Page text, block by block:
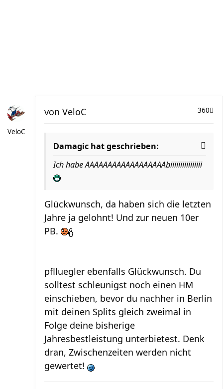
VeloC
360
von VeloC
Damagic hat geschrieben:
Ich habe AAAAAAAAAAAAAAAAAAbiiiiiiiiiiiiiiii
Glückwunsch, da haben sich die letzten
Jahre ja gelohnt! Und zur neuen 10er
PB.
pflluegler ebenfalls Glückwunsch. Du
solltest schleunigst noch einen HM
einschieben, bevor du nachher in Berlin
mit deinen Splits gleich zweimal in
Folge deine bisherige
Jahresbestleistung unterbietest. Denk
dran, Zwischenzeiten werden nicht
gewertet!